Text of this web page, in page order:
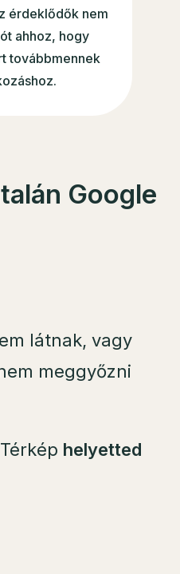
érdeklődők nem
ahhoz, hogy
továbbmennek
Google
látnak, vagy
meggyőzni
helyetted